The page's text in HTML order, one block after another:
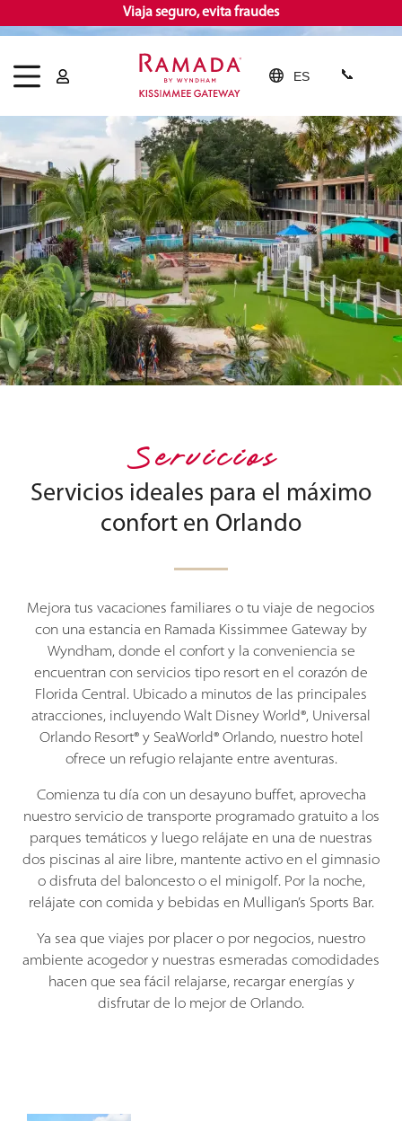
Viaja seguro, evita fraudes
ES
Servicios
Servicios ideales para el máximo
confort en Orlando
Mejora tus vacaciones familiares o tu viaje de negocios
con una estancia en Ramada Kissimmee Gateway by
Wyndham, donde el confort y la conveniencia se
encuentran con servicios tipo resort en el corazón de
Florida Central. Ubicado a minutos de las principales
atracciones, incluyendo Walt Disney World®, Universal
Orlando Resort® y SeaWorld® Orlando, nuestro hotel
ofrece un refugio relajante entre aventuras.
Comienza tu día con un desayuno buffet, aprovecha
nuestro servicio de transporte programado gratuito a los
parques temáticos y luego relájate en una de nuestras
dos piscinas al aire libre, mantente activo en el gimnasio
o disfruta del baloncesto o el minigolf. Por la noche,
relájate con comida y bebidas en Mulligan’s Sports Bar.
Ya sea que viajes por placer o por negocios, nuestro
ambiente acogedor y nuestras esmeradas comodidades
hacen que sea fácil relajarse, recargar energías y
disfrutar de lo mejor de Orlando.